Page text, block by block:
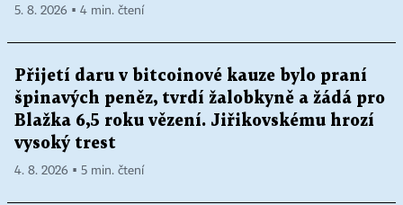
5. 8. 2026 ▪ 4 min. čtení
Přijetí daru v bitcoinové kauze bylo praní
špinavých peněz, tvrdí žalobkyně a žádá pro
Blažka 6,5 roku vězení. Jiřikovskému hrozí
vysoký trest
4. 8. 2026 ▪ 5 min. čtení